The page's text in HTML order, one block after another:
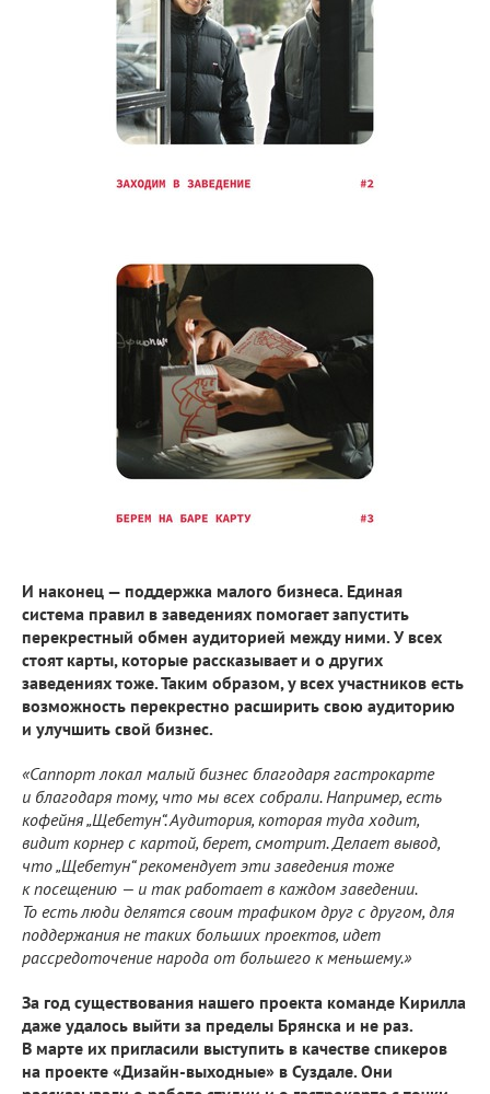
И наконец — поддержка малого бизнеса. Единая
система правил в заведениях помогает запустить
перекрестный обмен аудиторией между ними. У всех
стоят карты, которые рассказывает и о других
заведениях тоже. Таким образом, у всех участников есть
возможность перекрестно расширить свою аудиторию
и улучшить свой бизнес.
«Саппорт локал малый бизнес благодаря гастрокарте
и благодаря тому, что мы всех собрали. Например, есть
кофейня „Щебетун“. Аудитория, которая туда ходит,
видит корнер с картой, берет, смотрит. Делает вывод,
что „Щебетун“ рекомендует эти заведения тоже
к посещению — и так работает в каждом заведении.
То есть люди делятся своим трафиком друг с другом, для
поддержания не таких больших проектов, идет
рассредоточение народа от большего к меньшему.»
За год существования нашего проекта команде Кирилла
даже удалось выйти за пределы Брянска и не раз.
В марте их пригласили выступить в качестве спикеров
на проекте «Дизайн-выходные» в Суздале. Они